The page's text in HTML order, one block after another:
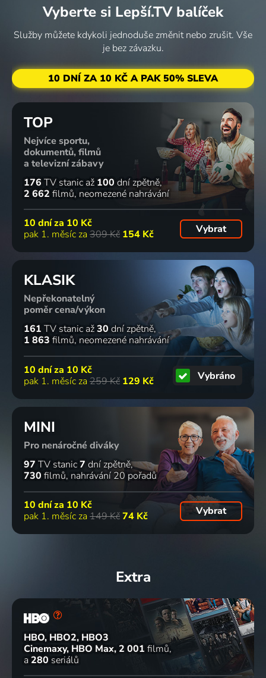
Vyberte si Lepší.TV balíček
Služby můžete kdykoli jednoduše změnit nebo zrušit. Vše
je bez závazku.
10 DNÍ ZA 10 KČ A PAK 50% SLEVA
TOP
Nejvíce sportu,
dokumentů, filmů
a televizní zábavy
176 TV stanic až 100 dní zpětně
2 662 filmů neomezené nahrávání
10 dní za 10 Kč
pak 1. měsíc za 309 Kč 154 Kč Vybrat
KLASIK
Nepřekonatelný
poměr cena/výkon
161 TV stanic až30 dní zpětně
1 863 filmů neomezené nahrávání
10 dní za 10 Kč
pak 1. měsíc za 259 Kč 129 Kč Vybráno
MINI
Pro nenáročné diváky
97 TV stanic7 dní zpětně
730 filmů nahrávání 20 pořadů
10 dní za 10 Kč
pak 1. měsíc za 149 Kč74 Kč Vybrat
Extra
HBO, HBO2, HBO3
Cinemaxy, HBO Max 2 001 filmů
a 280 seriálů